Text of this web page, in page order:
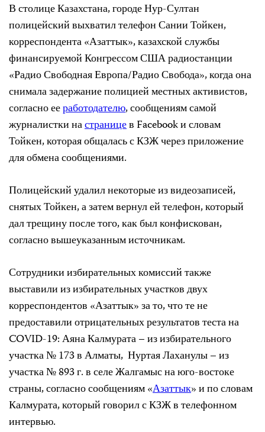
В столице Казахстана, городе Нур-Султан
полицейский выхватил телефон Сании Тойкен,
корреспондента «Азаттык», казахской службы
финансируемой Конгрессом США радиостанции
«Радио Свободная Европа/Радио Свобода», когда она
снимала задержание полицией местных активистов,
согласно ееработодателю, сообщениям самой
журналистки настраницев Facebook и словам
Тойкен, которая общалась с КЗЖ через приложение
для обмена сообщениями.
Полицейский удалил некоторые из видеозаписей,
снятых Тойкен, а затем вернул ей телефон, который
дал трещину после того, как был конфискован,
согласно вышеуказанным источникам.
Сотрудники избирательных комиссий также
выставили из избирательных участков двух
корреспондентов «Азаттык» за то, что те не
предоставили отрицательных результатов теста на
COVID-19: Аяна Калмурата – из избирательного
участка № 173 в Алматы, Нуртая Лаханулы – из
участка № 893 г. в селе Жалгамыс на юго-востоке
страны, согласно сообщениям «Азаттык» и по словам
Калмурата, который говорил с КЗЖ в телефонном
интервью.